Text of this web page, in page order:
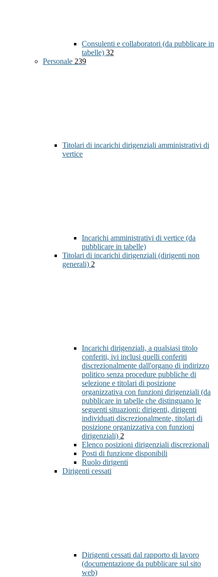
Consulenti e collaboratori (da pubblicare in
tabelle) 32
Personale 239
Titolari di incarichi dirigenziali amministrativi di
vertice
Incarichi amministrativi di vertice (da
pubblicare in tabelle)
Titolari di incarichi dirigenziali (dirigenti non
generali) 2
Incarichi dirigenziali, a qualsiasi titolo
conferiti, ivi inclusi quelli conferiti
discrezionalmente dall'organo di indirizzo
politico senza procedure pubbliche di
selezione e titolari di posizione
organizzativa con funzioni dirigenziali (da
pubblicare in tabelle che distinguano le
seguenti situazioni: dirigenti, dirigenti
individuati discrezionalmente, titolari di
posizione organizzativa con funzioni
dirigenziali) 2
Elenco posizioni dirigenziali discrezionali
Posti di funzione disponibili
Ruolo dirigenti
Dirigenti cessati
Dirigenti cessati dal rapporto di lavoro
(documentazione da pubblicare sul sito
web)